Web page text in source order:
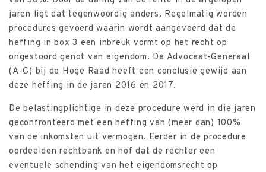
jaren ligt dat tegenwoordig anders. Regelmatig worden
procedures gevoerd waarin wordt aangevoerd dat de
heffing in box 3 een inbreuk vormt op het recht op
ongestoord genot van eigendom. De Advocaat-Generaal
(A-G) bij de Hoge Raad heeft een conclusie gewijd aan
deze heffing in de jaren 2016 en 2017.
De belastingplichtige in deze procedure werd in die jaren
geconfronteerd met een heffing van (meer dan) 100%
van de inkomsten uit vermogen. Eerder in de procedure
oordeelden rechtbank en hof dat de rechter een
eventuele schending van het eigendomsrecht op